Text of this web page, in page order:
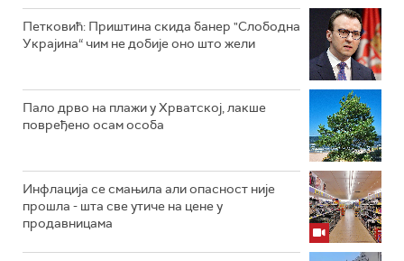
Петковић: Приштина скида банер "Слободна
Украјина“ чим не добије оно што жели
Пало дрво на плажи у Хрватској, лакше
повређено осам особа
Инфлација се смањила али опасност није
прошла - шта све утиче на цене у
продавницама